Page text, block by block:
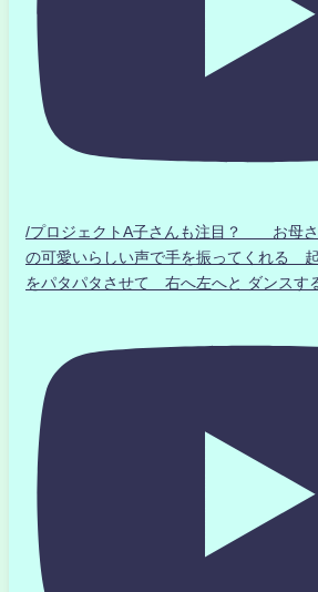
/プロジェクトA子さんも注目？ お母
の可愛いらしい声で手を振ってくれる
をパタパタさせて 右へ左へと ダンスす